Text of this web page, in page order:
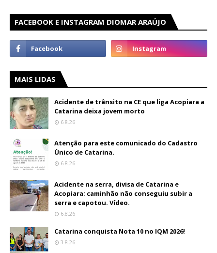
FACEBOOK E INSTAGRAM DIOMAR ARAÚJO
MAIS LIDAS
Acidente de trânsito na CE que liga Acopiara a
Catarina deixa jovem morto
6.8.26
Atenção para este comunicado do Cadastro
Único de Catarina.
6.8.26
Acidente na serra, divisa de Catarina e
Acopiara; caminhão não conseguiu subir a
serra e capotou. Vídeo.
6.8.26
Catarina conquista Nota 10 no IQM 2026!
3.8.26